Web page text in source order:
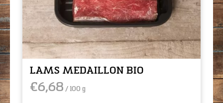
LAMS MEDAILLON BIO
€6,68 / 100 g